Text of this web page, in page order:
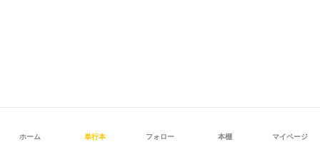
ホーム 単行本 フォロー 本棚 マイページ